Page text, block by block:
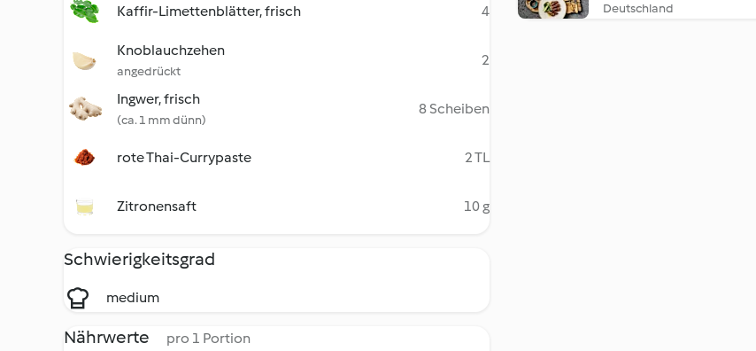
Kaffir-Limettenblätter, frisch 4
Knoblauchzehen
angedrückt
2
Ingwer, frisch
(ca. 1 mm dünn)
8 Scheiben
rote Thai-Currypaste 2 TL
Zitronensaft 10 g
Schwierigkeitsgrad
medium
Nährwerte pro 1 Portion
Deutschland